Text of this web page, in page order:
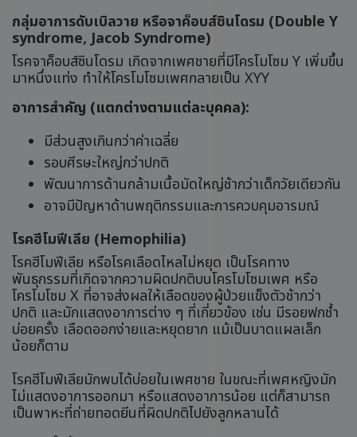
กลุ่มอาการดับเบิลวาย หรือจาค็อบส์ซินโดรม (Double Y
syndrome, Jacob Syndrome)
โรคจาค็อบส์ซินโดรม เกิดจากเพศชายที่มีโครโมโซม Y เพิ่มขึ้น
มาหนึ่งแท่ง ทำให้โครโมโซมเพศกลายเป็น XYY
อาการสำคัญ (แตกต่างตามแต่ละบุคคล):
มีส่วนสูงเกินกว่าค่าเฉลี่ย
รอบศีรษะใหญ่กว่าปกติ
พัฒนาการด้านกล้ามเนื้อมัดใหญ่ช้ากว่าเด็กวัยเดียวกัน
อาจมีปัญหาด้านพฤติกรรมและการควบคุมอารมณ์
โรคฮีโมฟีเลีย (Hemophilia)
โรคฮีโมฟีเลีย หรือโรคเลือดไหลไม่หยุด เป็นโรคทาง
พันธุกรรมที่เกิดจากความผิดปกติบนโครโมโซมเพศ หรือ
โครโมโซม X ที่อาจส่งผลให้เลือดของผู้ป่วยแข็งตัวช้ากว่า
ปกติ และมักแสดงอาการต่าง ๆ ที่เกี่ยวข้อง เช่น มีรอยฟกช้ำ
บ่อยครั้ง เลือดออกง่ายและหยุดยาก แม้เป็นบาดแผลเล็ก
น้อยก็ตาม
โรคฮีโมฟีเลียมักพบได้บ่อยในเพศชาย ในขณะที่เพศหญิงมัก
ไม่แสดงอาการออกมา หรือแสดงอาการน้อย แต่ก็สามารถ
เป็นพาหะที่ถ่ายทอดยีนที่ผิดปกติไปยังลูกหลานได้